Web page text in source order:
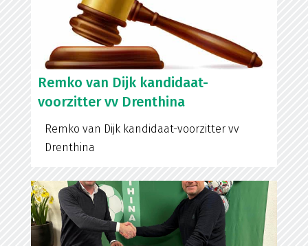
Remko van Dijk kandidaat-
voorzitter vv Drenthina
Remko van Dijk kandidaat-voorzitter vv
Drenthina